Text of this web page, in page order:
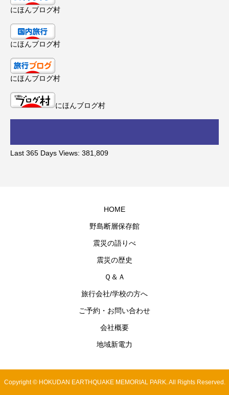
にほんブログ村
にほんブログ村
にほんブログ村
にほんブログ村
Last 365 Days Views: 381,809
HOME
野島断層保存館
震災の語りべ
震災の歴史
Ｑ＆Ａ
旅行会社/学校の方へ
ご予約・お問い合わせ
会社概要
地域新電力
Copyright © HOKUDAN EARTHQUAKE MEMORIAL PARK. All Rights Reserved.